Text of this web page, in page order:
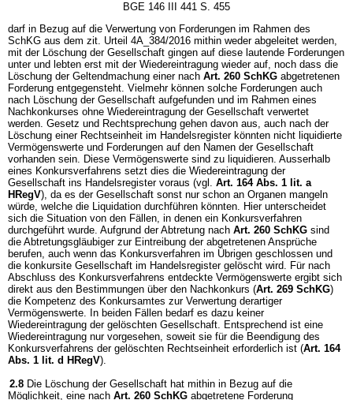
BGE 146 III 441 S. 455
darf in Bezug auf die Verwertung von Forderungen im Rahmen des
SchKG aus dem zit. Urteil 4A_384/2016 mithin weder abgeleitet werden,
mit der Löschung der Gesellschaft gingen auf diese lautende Forderungen
unter und lebten erst mit der Wiedereintragung wieder auf, noch dass die
Löschung der Geltendmachung einer nach Art. 260 SchKG abgetretenen
Forderung entgegensteht. Vielmehr können solche Forderungen auch
nach Löschung der Gesellschaft aufgefunden und im Rahmen eines
Nachkonkurses ohne Wiedereintragung der Gesellschaft verwertet
werden. Gesetz und Rechtsprechung gehen davon aus, auch nach der
Löschung einer Rechtseinheit im Handelsregister könnten nicht liquidierte
Vermögenswerte und Forderungen auf den Namen der Gesellschaft
vorhanden sein. Diese Vermögenswerte sind zu liquidieren. Ausserhalb
eines Konkursverfahrens setzt dies die Wiedereintragung der
Gesellschaft ins Handelsregister voraus (vgl. Art. 164 Abs. 1 lit. a
HRegV), da es der Gesellschaft sonst nur schon an Organen mangeln
würde, welche die Liquidation durchführen könnten. Hier unterscheidet
sich die Situation von den Fällen, in denen ein Konkursverfahren
durchgeführt wurde. Aufgrund der Abtretung nach Art. 260 SchKG sind
die Abtretungsgläubiger zur Eintreibung der abgetretenen Ansprüche
berufen, auch wenn das Konkursverfahren im Übrigen geschlossen und
die konkursite Gesellschaft im Handelsregister gelöscht wird. Für nach
Abschluss des Konkursverfahrens entdeckte Vermögenswerte ergibt sich
direkt aus den Bestimmungen über den Nachkonkurs (Art. 269 SchKG)
die Kompetenz des Konkursamtes zur Verwertung derartiger
Vermögenswerte. In beiden Fällen bedarf es dazu keiner
Wiedereintragung der gelöschten Gesellschaft. Entsprechend ist eine
Wiedereintragung nur vorgesehen, soweit sie für die Beendigung des
Konkursverfahrens der gelöschten Rechtseinheit erforderlich ist (Art. 164
Abs. 1 lit. d HRegV).
2.8 Die Löschung der Gesellschaft hat mithin in Bezug auf die
Möglichkeit, eine nach Art. 260 SchKG abgetretene Forderung